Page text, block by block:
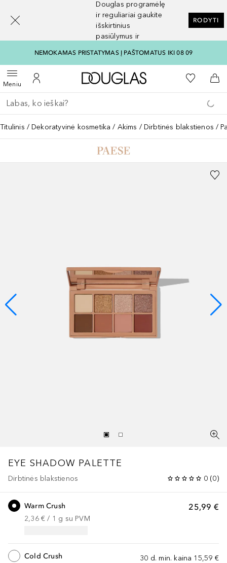
Douglas programėlę
ir reguliariai gaukite
išskirtinius
pasiūlymus ir
RODYTI
NEMOKAMAS PRISTATYMAS Į PAŠTOMATUS IKI 08 09
MeniuAtidaryti meniuĮ mano paskyrą
Į Douglas pagrindinį
Į mano
Į
Grįžk atgal
Vykdykite paiešką
Titulinis Dekoratyvinė kosmetika Akims Dirbtinės blakstienos
EYE SHADOW PALETTE
Dirbtinės blakstienos 0 (0)
25,99 €
Warm Crush
2,36 € / 1 g su PVM
30 d. min. kaina 15,59 €
Cold Crush
[navigation.slideout.screenreader]